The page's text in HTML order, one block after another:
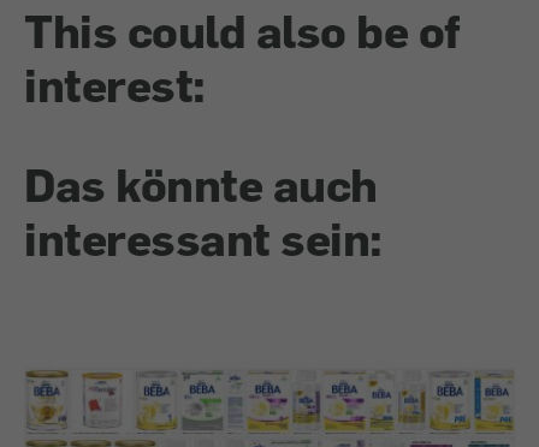
This could also be of
interest:
Das könnte auch
interessant sein: